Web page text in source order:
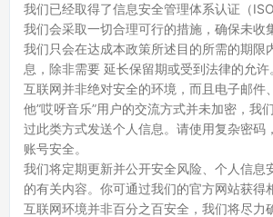
我们已经取得了信息安全管理体系认证（
我们会采取一切合理可行的措施，确保未收
我们只会在达成本政策所述目的所需的期限
息，除非需要 延长保留期或受到法律的允许
互联网并非绝对安全的环境，而且电子邮件
他”哎呀音乐”用户的交流方式并未加密，我
过此类方式发送个人信息。请使用复杂密码
账号安全。
我们将定期更新并公开安全风险、个人信息
的有关内容。你可通过我们的官方网站获得
互联网环境并非百分之百安全，我们将尽力